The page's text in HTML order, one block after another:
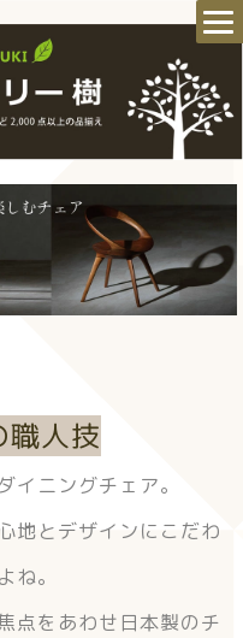
職人技
イニングチェア。
地とデザインにこだわ
ね。
点をあわせ日本製のチ